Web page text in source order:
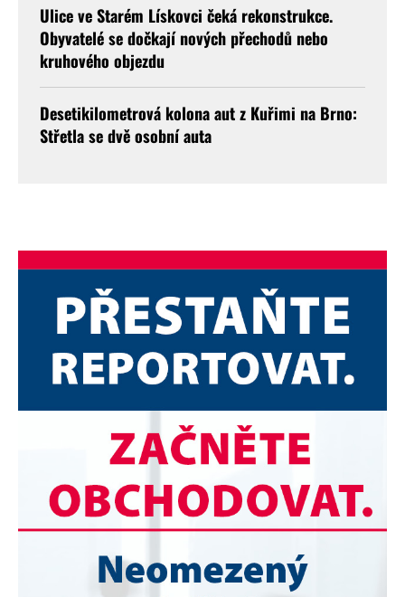
Ulice ve Starém Lískovci čeká rekonstrukce.
Obyvatelé se dočkají nových přechodů nebo
kruhového objezdu
Desetikilometrová kolona aut z Kuřimi na Brno:
Střetla se dvě osobní auta